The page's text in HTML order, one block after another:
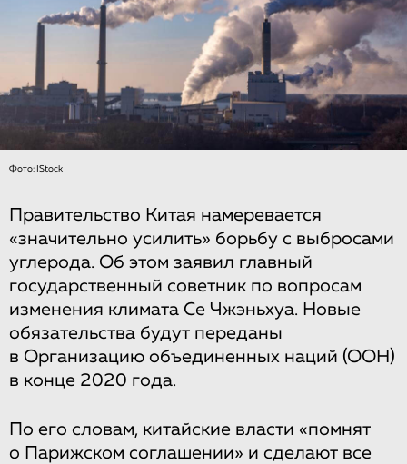
Фото: IStock
Правительство Китая намеревается
«значительно усилить» борьбу с выбросами
углерода. Об этом заявил главный
государственный советник по вопросам
изменения климата Се Чжэньхуа. Новые
обязательства будут переданы
в Организацию объединенных наций (ООН)
в конце 2020 года.
По его словам, китайские власти «помнят
о Парижском соглашении» и сделают все